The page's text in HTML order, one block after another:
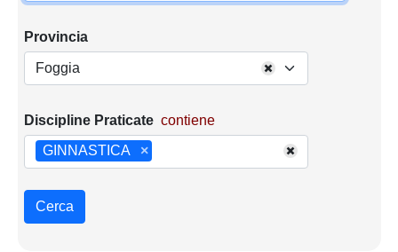
Provincia
Foggia
Discipline Praticate contiene
×
GINNASTICA
Cerca